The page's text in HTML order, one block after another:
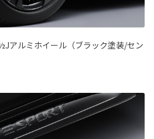
アルミホイール（ブラック塗装/セン